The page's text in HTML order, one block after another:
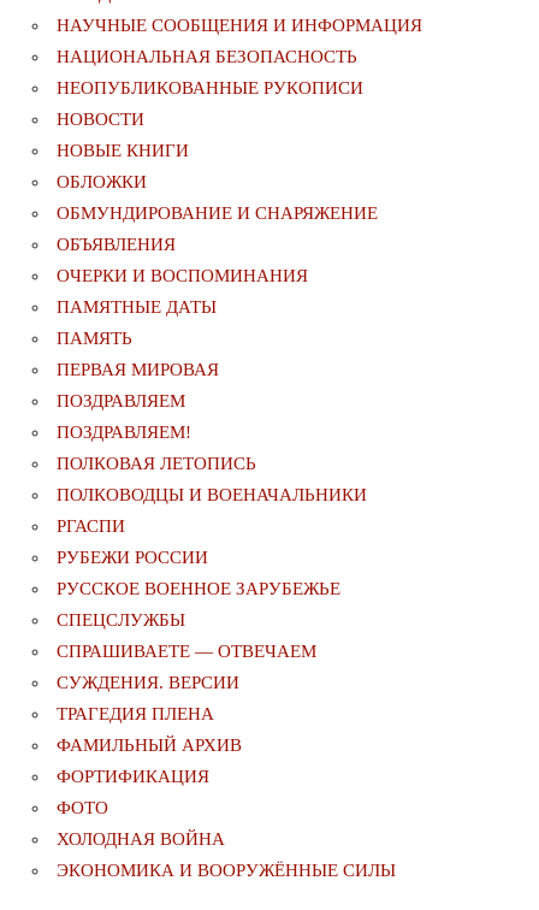
НАУЧНЫЕ СООБЩЕНИЯ И ИНФОРМАЦИЯ
НАЦИОНАЛЬНАЯ БЕЗОПАСНОСТЬ
НЕОПУБЛИКОВАННЫЕ РУКОПИСИ
НОВОСТИ
НОВЫЕ КНИГИ
ОБЛОЖКИ
ОБМУНДИРОВАНИЕ И СНАРЯЖЕНИЕ
ОБЪЯВЛЕНИЯ
ОЧЕРКИ И ВОСПОМИНАНИЯ
ПАМЯТНЫЕ ДАТЫ
ПАМЯТЬ
ПЕРВАЯ МИРОВАЯ
ПОЗДРАВЛЯЕМ
ПОЗДРАВЛЯЕМ!
ПОЛКОВАЯ ЛЕТОПИСЬ
ПОЛКОВОДЦЫ И ВОЕНАЧАЛЬНИКИ
РГАСПИ
РУБЕЖИ РОССИИ
РУССКОЕ ВОЕННОЕ ЗАРУБЕЖЬЕ
СПЕЦСЛУЖБЫ
СПРАШИВАЕТЕ — ОТВЕЧАЕМ
СУЖДЕНИЯ. ВЕРСИИ
ТРАГЕДИЯ ПЛЕНА
ФАМИЛЬНЫЙ АРХИВ
ФОРТИФИКАЦИЯ
ФОТО
ХОЛОДНАЯ ВОЙНА
ЭКОНОМИКА И ВООРУЖЁННЫЕ СИЛЫ